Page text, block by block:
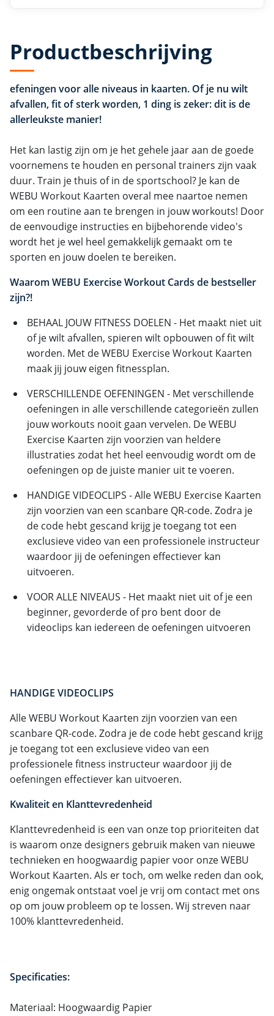
Productbeschrijving
efeningen voor alle niveaus in kaarten. Of je nu wilt
afvallen, fit of sterk worden, 1 ding is zeker: dit is de
allerleukste manier!
Het kan lastig zijn om je het gehele jaar aan de goede
voornemens te houden en personal trainers zijn vaak
duur. Train je thuis of in de sportschool? Je kan de
WEBU Workout Kaarten overal mee naartoe nemen
om een routine aan te brengen in jouw workouts! Door
de eenvoudige instructies en bijbehorende video's
wordt het je wel heel gemakkelijk gemaakt om te
sporten en jouw doelen te bereiken.
Waarom WEBU Exercise Workout Cards de bestseller
zijn?!
BEHAAL JOUW FITNESS DOELEN - Het maakt niet uit
of je wilt afvallen, spieren wilt opbouwen of fit wilt
worden. Met de WEBU Exercise Workout Kaarten
maak jij jouw eigen fitnessplan.
VERSCHILLENDE OEFENINGEN - Met verschillende
oefeningen in alle verschillende categorieën zullen
jouw workouts nooit gaan vervelen. De WEBU
Exercise Kaarten zijn voorzien van heldere
illustraties zodat het heel eenvoudig wordt om de
oefeningen op de juiste manier uit te voeren.
HANDIGE VIDEOCLIPS - Alle WEBU Exercise Kaarten
zijn voorzien van een scanbare QR-code. Zodra je
de code hebt gescand krijg je toegang tot een
exclusieve video van een professionele instructeur
waardoor jij de oefeningen effectiever kan
uitvoeren.
VOOR ALLE NIVEAUS - Het maakt niet uit of je een
beginner, gevorderde of pro bent door de
videoclips kan iedereen de oefeningen uitvoeren
HANDIGE VIDEOCLIPS
Alle WEBU Workout Kaarten zijn voorzien van een
scanbare QR-code. Zodra je de code hebt gescand krijg
je toegang tot een exclusieve video van een
professionele fitness instructeur waardoor jij de
oefeningen effectiever kan uitvoeren.
Kwaliteit en Klanttevredenheid
Klanttevredenheid is een van onze top prioriteiten dat
is waarom onze designers gebruik maken van nieuwe
technieken en hoogwaardig papier voor onze WEBU
Workout Kaarten. Als er toch, om welke reden dan ook,
enig ongemak ontstaat voel je vrij om contact met ons
op om jouw probleem op te lossen. Wij streven naar
100% klanttevredenheid.
Specificaties:
Materiaal: Hoogwaardig Papier